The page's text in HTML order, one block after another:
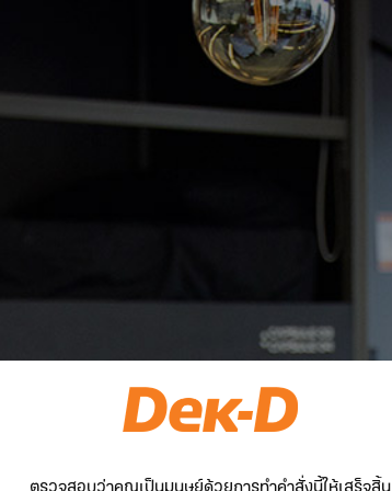
ตรวจสอบว่าคุณเป็นมนุษย์ด้วยการทำคำสั่งนี้ให้เสร็จสิ้น